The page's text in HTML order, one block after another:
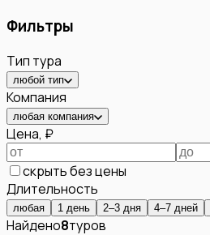
Фильтры
Тип тура
любой тип
Компания
любая компания
Цена, ₽
скрыть без цены
Длительность
любая 1 день 2–3 дня 4–7 дней
Найдено8туров